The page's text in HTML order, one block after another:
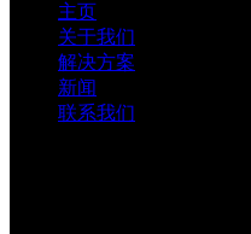
主页
关于我们
解决方案
新闻
联系我们